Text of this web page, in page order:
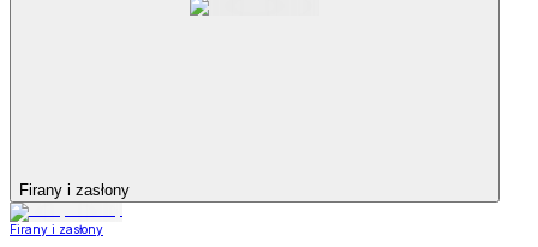
Firany i zasłony
Firany i zasłony